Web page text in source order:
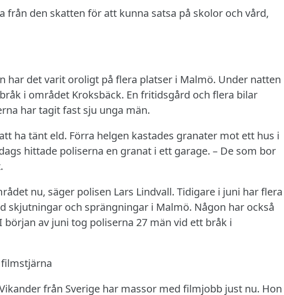
från den skatten för att kunna satsa på skolor och vård,
har det varit oroligt på flera platser i Malmö. Under natten
i området Kroksbäck. En fritidsgård och flera bilar
har tagit fast sju unga män.
ha tänt eld. Förra helgen kastades granater mot ett hus i
hittade poliserna en granat i ett garage. – De som bor
nu, säger polisen Lars Lindvall. Tidigare i juni har flera
skjutningar och sprängningar i Malmö. Någon har också
början av juni tog poliserna 27 män vid ett bråk i
filmstjärna
från Sverige har massor med filmjobb just nu. Hon